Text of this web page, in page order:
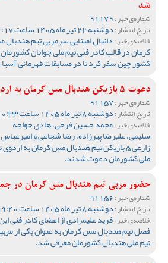
شد
شماره‌ی خبر :
تاریخ انتشار :دوشنبه 22 تیر ماه 1405 ساعت 11:17
خلاصه‌ی خبر :دانیال امینایی سرمربی تیم
کرمان در قالب کادر فنی تیم ملی جوانان
کشور چین سفر کرد تا در مسابقات قهرمانی
دعوت 5 بازیکن هندبال مس کرمان به اردوی تیم ملی کشورمان
شماره‌ی خبر :
تاریخ انتشار :دوشنبه 8 تیر ماه 1405 ساعت 10:33
خلاصه‌ی خبر :محمد حسین فرخی، هادی خواجه
سلیمی، علیرضا پیرزاده، رضا شجاعی و امیرعباس
زارعی 5 بازیکن تیم هندبال مس کرمان به
ملی کشورمان دعوت شدند.
حضور مربی تیم هندبال مس کرمان در
شماره‌ی خبر :
تاریخ انتشار :دوشنبه 8 تیر ماه 1405 ساعت 09:40
خلاصه‌ی خبر :فرید علیمرادی از اعضای کادر فنی
فصل تیم هندبال مس کرمان به عنوان یکی از
تیم ملی هندبال کشورمان معرفی شد.